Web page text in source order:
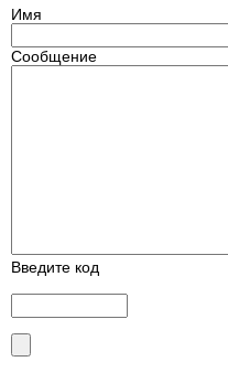
Имя
Сообщение
Введите код